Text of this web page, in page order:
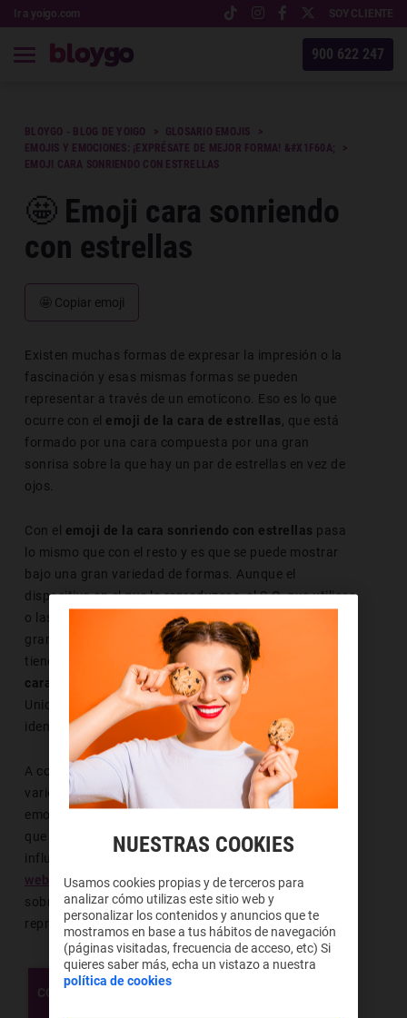
Ir a yoigo.com SOY CLIENTE
900 622 247
BLOYGO - BLOG DE YOIGO
GLOSARIO EMOJIS
EMOJIS Y EMOCIONES: ¡EXPRÉSATE DE MEJOR FORMA! &#X1F60A;
EMOJI CARA SONRIENDO CON ESTRELLAS
🤩 Emoji cara sonriendo
con estrellas
🤩 Copiar emoji
Existen muchas formas de expresar la impresión o la
fascinación y esas mismas formas se pueden
representar a través de un emoticono. Eso es lo que
ocurre con el emoji de la cara de estrellas , que está
formado por una cara compuesta por una gran
sonrisa sobre la que hay un par de estrellas en vez de
ojos.
Con el emoji de la cara sonriendo con estrellas pasa
lo mismo que con el resto y es que se puede mostrar
bajo una gran variedad de formas. Aunque el
dispositivo en el que lo reproduzcas, el S.O. que utilices
o las aplicaciones en las que lo muestres ejercen una
gran influencia en el modo en que lo ves. También
tienes que tener en cuenta que esteemoticono de
cara sonriendo con estrellasestá codificado en
Unicode y este rasgo es el que hace que pueda ser
identificado por las computadoras.
A continuación, aparece una tabla que muestra la
variedad de formas bajo las que se reproduce este
emoticono. Tampoco debes dejar pasar el hecho de
que tanto tu sistema operativo como tu navegador
influyen en el modo en el que lo ves. Por otro lado, la
web oficial de Unicodete ofrece más información
sobre los diferentes modos en los que puedes
representar a este emoji.
CÓDIGO
NUESTRAS COOKIES
Usamos cookies propias y de terceros para
analizar cómo utilizas este sitio web y
personalizar los contenidos y anuncios que te
mostramos en base a tus hábitos de navegación
(páginas visitadas, frecuencia de acceso, etc) Si
quieres saber más, echa un vistazo a nuestra
política de cookies